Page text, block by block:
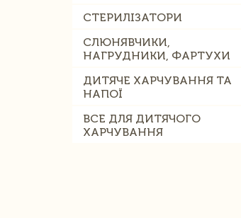
СТЕРИЛІЗАТОРИ
СЛЮНЯВЧИКИ,
НАГРУДНИКИ, ФАРТУХИ
ДИТЯЧЕ ХАРЧУВАННЯ ТА
НАПОЇ
ВСЕ ДЛЯ ДИТЯЧОГО
ХАРЧУВАННЯ